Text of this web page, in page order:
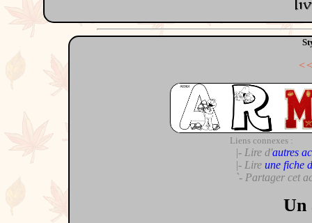
Liens connexes :
|- Lire d'autres
|- Lire une fiche
`- Partager cet
Un